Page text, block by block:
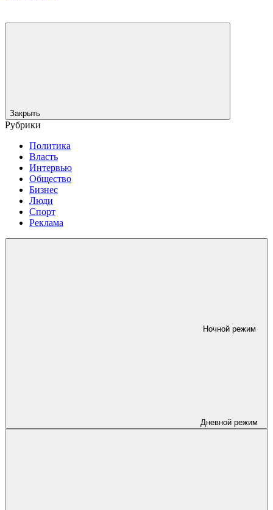
Закрыть
Рубрики
Политика
Власть
Интервью
Общество
Бизнес
Люди
Спорт
Реклама
Ночной режим
Дневной режим